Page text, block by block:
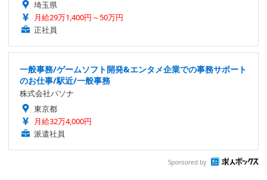
埼玉県
月給29万1,400円～50万円
正社員
一般事務/ゲームソフト開発&エンタメ企業での事務サポート
のお仕事/駅近/一般事務
株式会社パソナ
東京都
月給32万4,000円
派遣社員
Sponsored by